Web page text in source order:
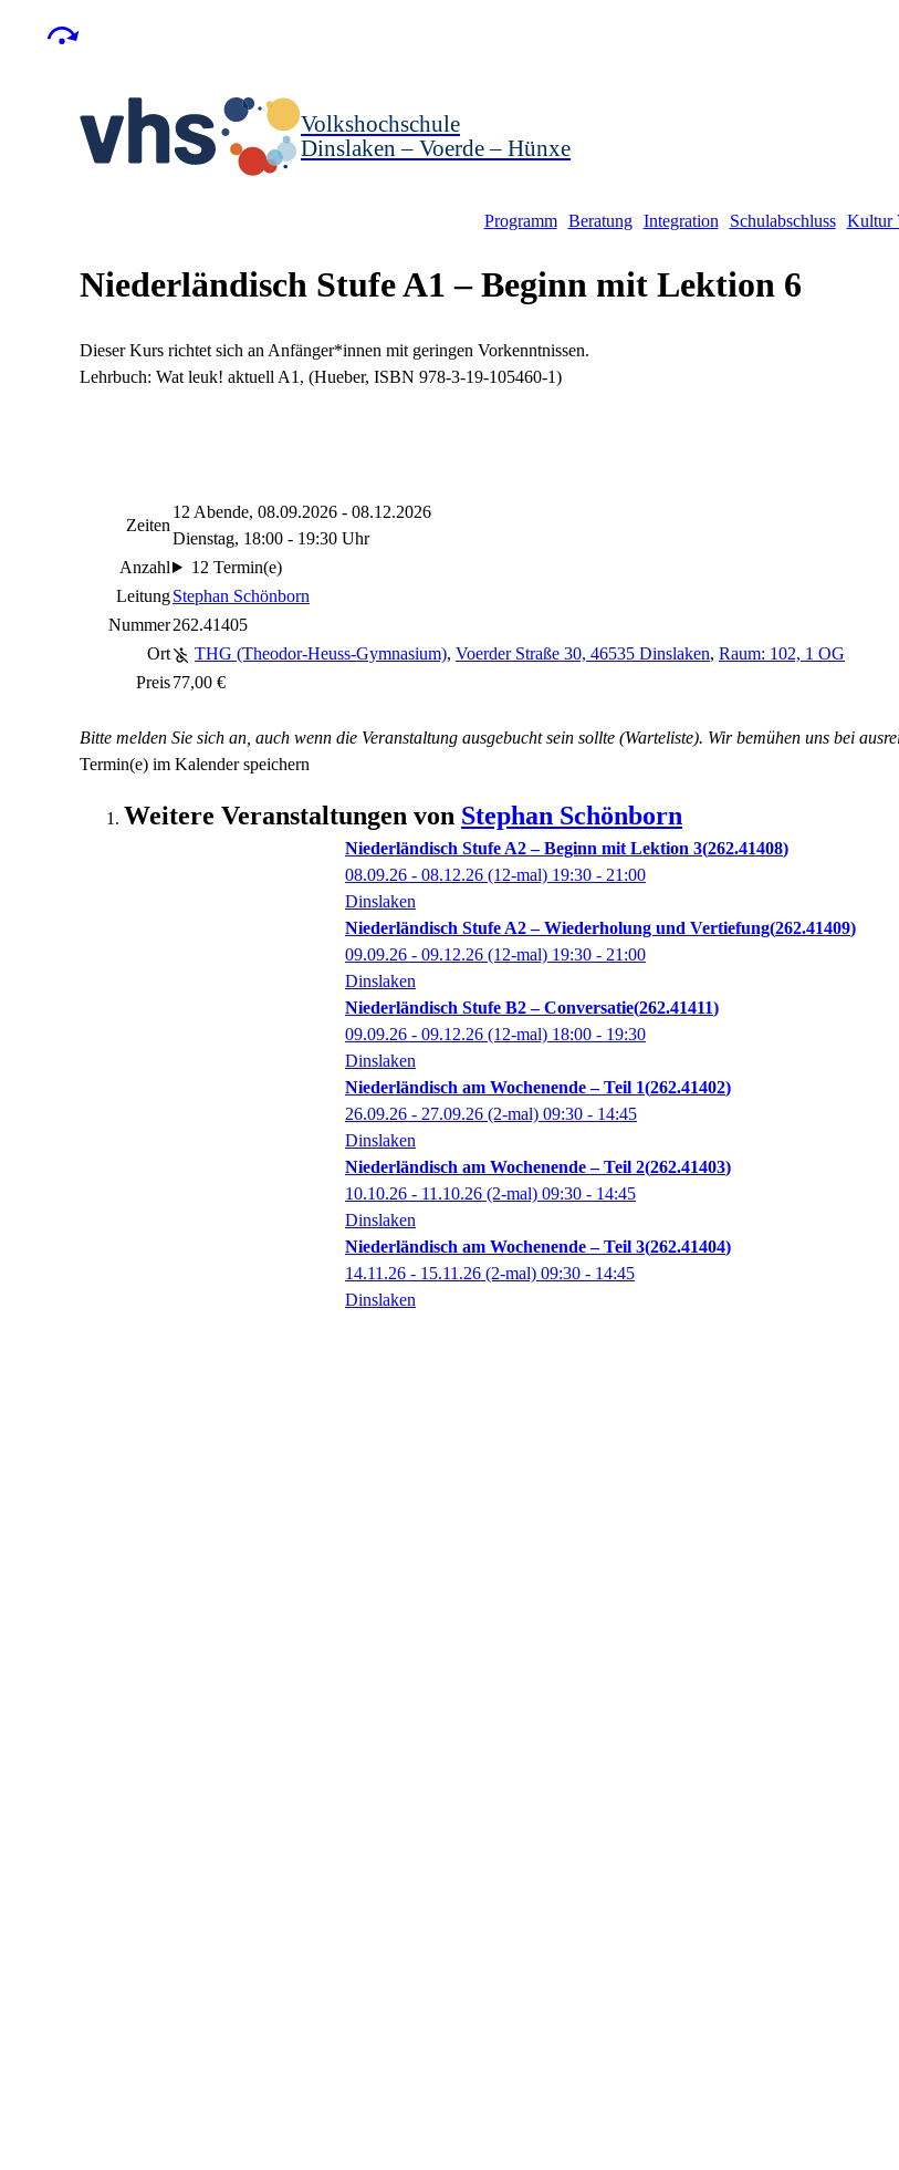
Volkshochschule
Dinslaken – Voerde – Hünxe
Programm Beratung Integration Schulabschluss Kultur
Niederländisch Stufe A1 – Beginn mit Lektion 6
Dieser Kurs richtet sich an Anfänger*innen mit geringen Vorkenntnissen.
Lehrbuch: Wat leuk! aktuell A1, (Hueber, ISBN 978-3-19-105460-1)
Zeiten
12 Abende, 08.09.2026 - 08.12.2026
Dienstag, 18:00 - 19:30 Uhr
Anzahl
12 Termin(e)
LeitungStephan Schönborn
Nummer262.41405
Ort
THG (Theodor-Heuss-Gymnasium), Voerder Straße 30, 46535 Dinslaken, Raum: 102, 1 OG
Preis77,00 €
Bitte melden Sie sich an, auch wenn die Veranstaltung ausgebucht sein sollte (Warteliste). Wir bemühen uns bei
Termin(e) im Kalender speichern
Weitere Veranstaltungen von Stephan Schönborn
Niederländisch Stufe A2 – Beginn mit Lektion 3 262.41408
08.09.26 - 08.12.26 (12-mal) 19:30 - 21:00
Dinslaken
Niederländisch Stufe A2 – Wiederholung und Vertiefung 262.41409
09.09.26 - 09.12.26 (12-mal) 19:30 - 21:00
Dinslaken
Niederländisch Stufe B2 – Conversatie 262.41411
09.09.26 - 09.12.26 (12-mal) 18:00 - 19:30
Dinslaken
Niederländisch am Wochenende – Teil 1 262.41402
26.09.26 - 27.09.26 (2-mal) 09:30 - 14:45
Dinslaken
Niederländisch am Wochenende – Teil 2 262.41403
10.10.26 - 11.10.26 (2-mal) 09:30 - 14:45
Dinslaken
Niederländisch am Wochenende – Teil 3 262.41404
14.11.26 - 15.11.26 (2-mal) 09:30 - 14:45
Dinslaken